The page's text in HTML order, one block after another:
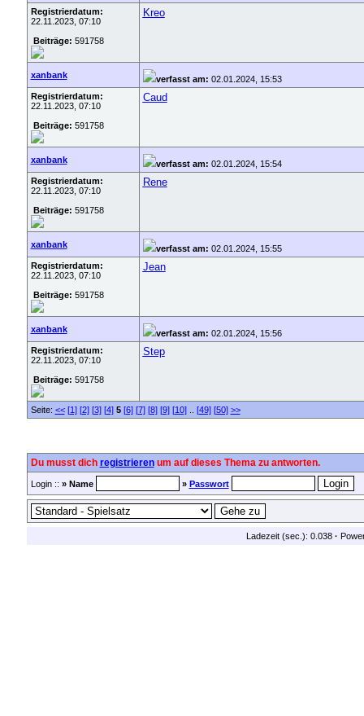
Registrierdatum:
22.11.2023, 07:10
Beiträge: 591758
Kreo
xanbank verfasst am: 02.01.2024, 15:53
Registrierdatum:
22.11.2023, 07:10
Beiträge: 591758
Caud
xanbank verfasst am: 02.01.2024, 15:54
Registrierdatum:
22.11.2023, 07:10
Beiträge: 591758
Rene
xanbank verfasst am: 02.01.2024, 15:55
Registrierdatum:
22.11.2023, 07:10
Beiträge: 591758
Jean
xanbank verfasst am: 02.01.2024, 15:56
Registrierdatum:
22.11.2023, 07:10
Beiträge: 591758
Step
Seite: << [1] [2] [3] [4] 5 [6] [7] [8] [9] [10].. [49] [50] >>
Du musst dich registrierenum auf dieses Thema zu antworten.
Login :: » Name » Passwort
Ladezeit (sec.): 0.038 ·